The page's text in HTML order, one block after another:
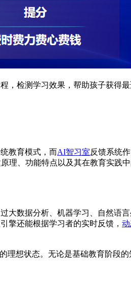
，检测学习效果，帮助孩子获得
教育模式，而AI智习室反馈系统
理、功能特点以及其在教育实践
大数据分析、机器学习、自然语
擎还能根据学习者的实时反馈，
理想状态。无论是基础教育阶段